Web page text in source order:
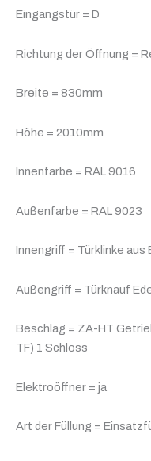
Eingangstür = D
Richtung der Öffnung =
Breite = 830mm
Höhe = 2010mm
Innenfarbe = RAL 9016
Außenfarbe = RAL 9023
Innengriff = Türklinke aus
Außengriff = Türknauf
Beschlag = ZA-HT
TF) 1 Schloss
Elektroöffner = ja
Art der Füllung =